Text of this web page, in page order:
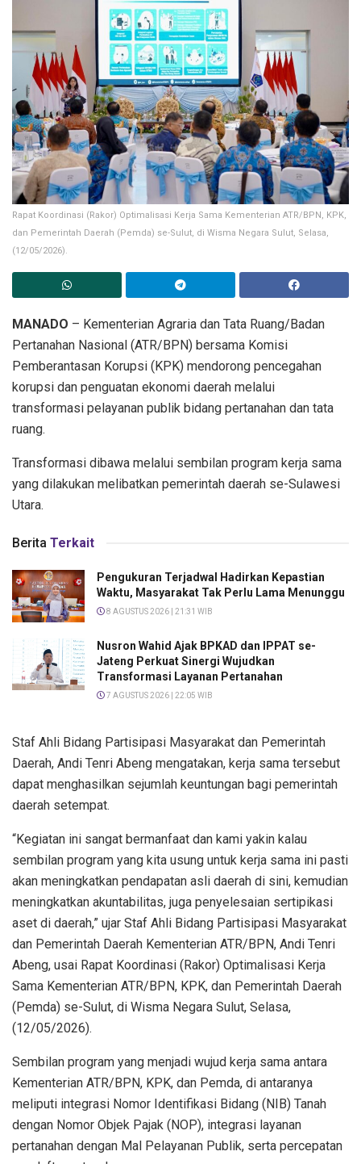
Rapat Koordinasi (Rakor) Optimalisasi Kerja Sama Kementerian ATR/BPN, KPK,
dan Pemerintah Daerah (Pemda) se-Sulut, di Wisma Negara Sulut, Selasa,
(12/05/2026).
MANADO – Kementerian Agraria dan Tata Ruang/Badan
Pertanahan Nasional (ATR/BPN) bersama Komisi
Pemberantasan Korupsi (KPK) mendorong pencegahan
korupsi dan penguatan ekonomi daerah melalui
transformasi pelayanan publik bidang pertanahan dan tata
ruang.
Transformasi dibawa melalui sembilan program kerja sama
yang dilakukan melibatkan pemerintah daerah se-Sulawesi
Utara.
Berita Terkait
Pengukuran Terjadwal Hadirkan Kepastian
Waktu, Masyarakat Tak Perlu Lama Menunggu
8 AGUSTUS 2026 | 21:31 WIB
Nusron Wahid Ajak BPKAD dan IPPAT se-
Jateng Perkuat Sinergi Wujudkan
Transformasi Layanan Pertanahan
7 AGUSTUS 2026 | 22:05 WIB
Staf Ahli Bidang Partisipasi Masyarakat dan Pemerintah
Daerah, Andi Tenri Abeng mengatakan, kerja sama tersebut
dapat menghasilkan sejumlah keuntungan bagi pemerintah
daerah setempat.
“Kegiatan ini sangat bermanfaat dan kami yakin kalau
sembilan program yang kita usung untuk kerja sama ini pasti
akan meningkatkan pendapatan asli daerah di sini, kemudian
meningkatkan akuntabilitas, juga penyelesaian sertipikasi
aset di daerah,” ujar Staf Ahli Bidang Partisipasi Masyarakat
dan Pemerintah Daerah Kementerian ATR/BPN, Andi Tenri
Abeng, usai Rapat Koordinasi (Rakor) Optimalisasi Kerja
Sama Kementerian ATR/BPN, KPK, dan Pemerintah Daerah
(Pemda) se-Sulut, di Wisma Negara Sulut, Selasa,
(12/05/2026).
Sembilan program yang menjadi wujud kerja sama antara
Kementerian ATR/BPN, KPK, dan Pemda, di antaranya
meliputi integrasi Nomor Identifikasi Bidang (NIB) Tanah
dengan Nomor Objek Pajak (NOP), integrasi layanan
pertanahan dengan Mal Pelayanan Publik, serta percepatan